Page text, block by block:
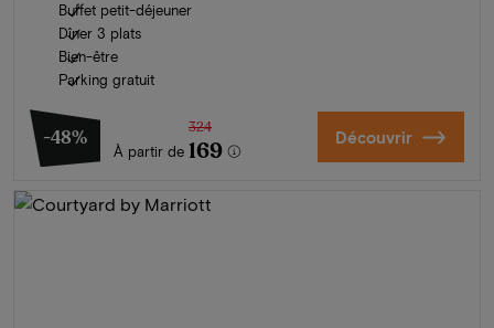
Buffet petit-déjeuner
Dîner 3 plats
Bien-être
Parking gratuit
-48%
À partir de
324
169 Découvrir